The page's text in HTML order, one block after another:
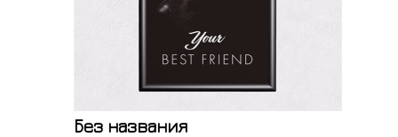
Без названия